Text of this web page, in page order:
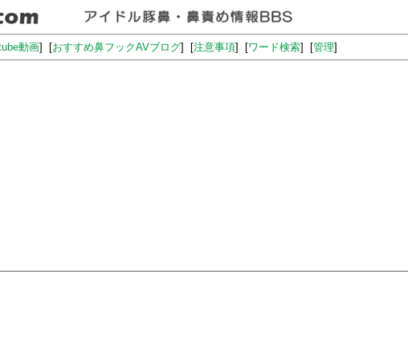
動画] [おすすめ鼻フックAVブログ] [注意事項] [ワード検索] [管理]